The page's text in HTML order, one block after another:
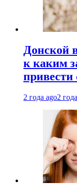
Донской
к каким
привести
2 года ago2